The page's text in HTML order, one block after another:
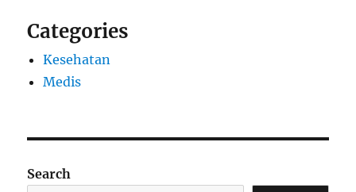
Categories
Kesehatan
Medis
Search